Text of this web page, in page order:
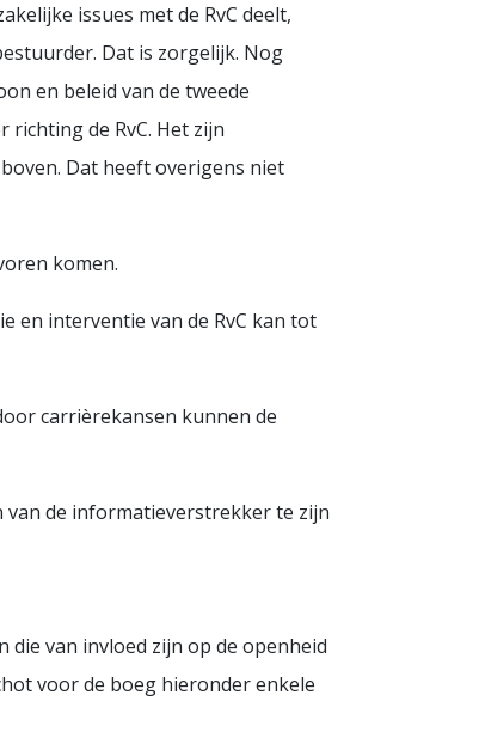
issues met de RvC deelt,
Dat is zorgelijk. Nog
en beleid van de tweede
de RvC. Het zijn
Dat heeft overigens niet
komen.
en interventie van de RvC kan tot
carrièrekansen kunnen de
de informatieverstrekker te zijn
van invloed zijn op de openheid
voor de boeg hieronder enkele